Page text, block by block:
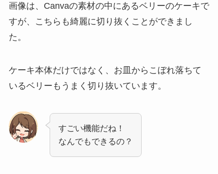
画像は、Canvaの素材の中にあるベリーのケーキで
すが、こちらも綺麗に切り抜くことができまし
た。
ケーキ本体だけではなく、お皿からこぼれ落ちて
いるベリーもうまく切り抜いています。
すごい機能だね！
なんでもできるの？